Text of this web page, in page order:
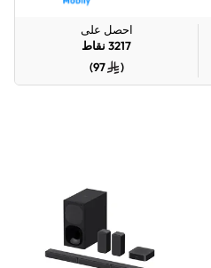
احصل على
3217 نقاط
(
97
)